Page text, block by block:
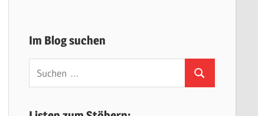
Im Blog suchen
Suchen
nach:
Suchen